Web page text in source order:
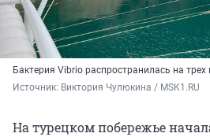
Бактерия Vibrio распространилась на
Источник: Виктория Чулюкина / MSK1.RU
На турецком побережье